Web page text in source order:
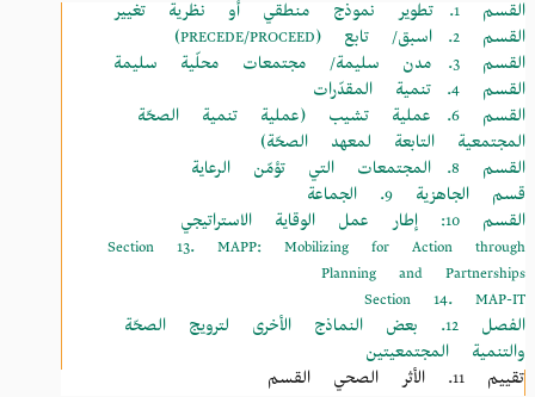
القسم 1.
تطوير نموذج منطقي أو نظرية تغيير
القسم 2.
اسبق/ تابع (PRECEDE/PROCEED)
القسم 3.
مدن سليمة/ مجتمعات محلّية سليمة
القسم 4.
تنمية المقدّرات
القسم 6.
عملية تشيب (عملية تنمية الصحّة
المجتمعية التابعة لمعهد الصحّة)
القسم 8.
المجتمعات التي تؤمّن الرعاية
قسم الجاهزية 9. الجماعة
القسم 10: إطار عمل الوقاية الاستراتيجي
Section 13. MAPP: Mobilizing for Action through
Planning and Partnerships
Section 14. MAP-IT
الفصل 12. بعض النماذج الأخرى لترويج الصحّة
والتنمية المجتمعيتين
تقييم 11. الأثر الصحي القسم